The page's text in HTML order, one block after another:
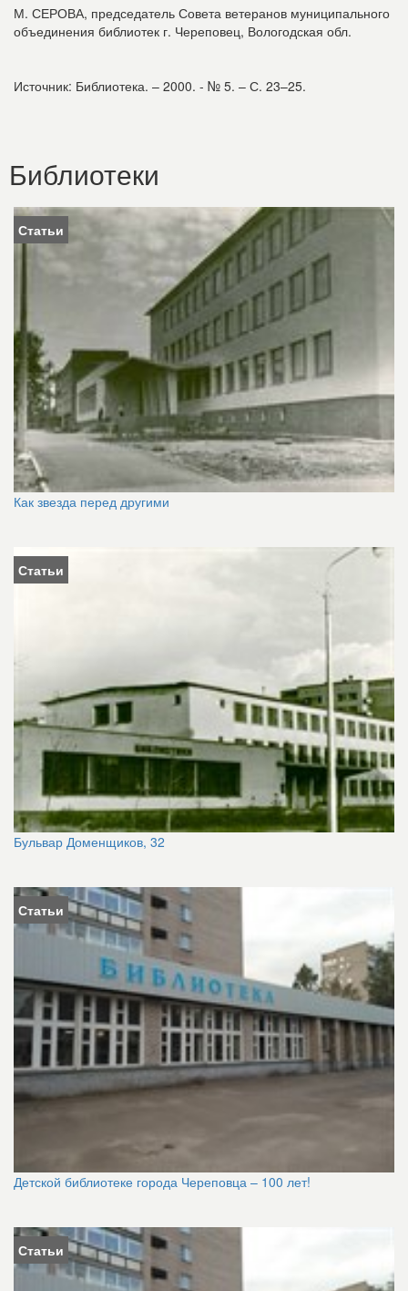
М. СЕРОВА, председатель Совета ветеранов муниципального
объединения библиотек г. Череповец, Вологодская обл.
Источник: Библиотека. – 2000. - № 5. – С. 23–25.
Библиотеки
Статьи
Как звезда перед другими
Статьи
Бульвар Доменщиков, 32
Статьи
Детской библиотеке города Череповца – 100 лет!
Статьи